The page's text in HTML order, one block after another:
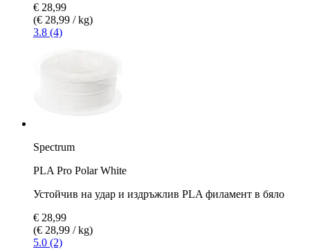
€ 28,99
(€ 28,99 / kg)
3.8 (4)
Spectrum
PLA Pro Polar White
Устойчив на удар и издръжлив PLA филамент в бяло
€ 28,99
(€ 28,99 / kg)
5.0 (2)